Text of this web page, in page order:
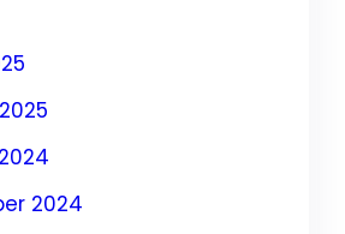
2024